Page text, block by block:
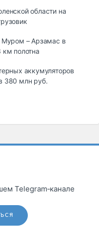
области на
Муром – Арзамас в
км полотна
аккумуляторов
380 млн руб.
Telegram‑канале